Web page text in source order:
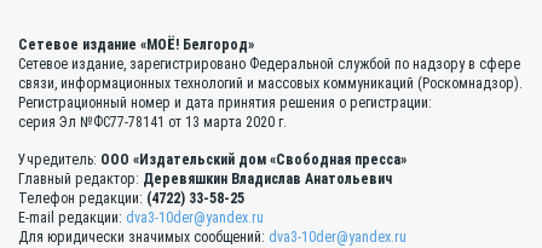
Сетевое издание «МОЁ! Белгород»
Сетевое издание, зарегистрировано Федеральной службой по надзору в сфере
связи, информационных технологий и массовых коммуникаций (Роскомнадзор).
Регистрационный номер и дата принятия решения о регистрации:
серия Эл №ФС77-78141 от 13 марта 2020 г.
Учредитель: ООО «Издательский дом «Свободная пресса»
Главный редактор: Деревяшкин Владислав Анатольевич
Телефон редакции: (4722) 33-58-25
E-mail редакции: dva3-10der@yandex.ru
Для юридически значимых сообщений: dva3-10der@yandex.ru